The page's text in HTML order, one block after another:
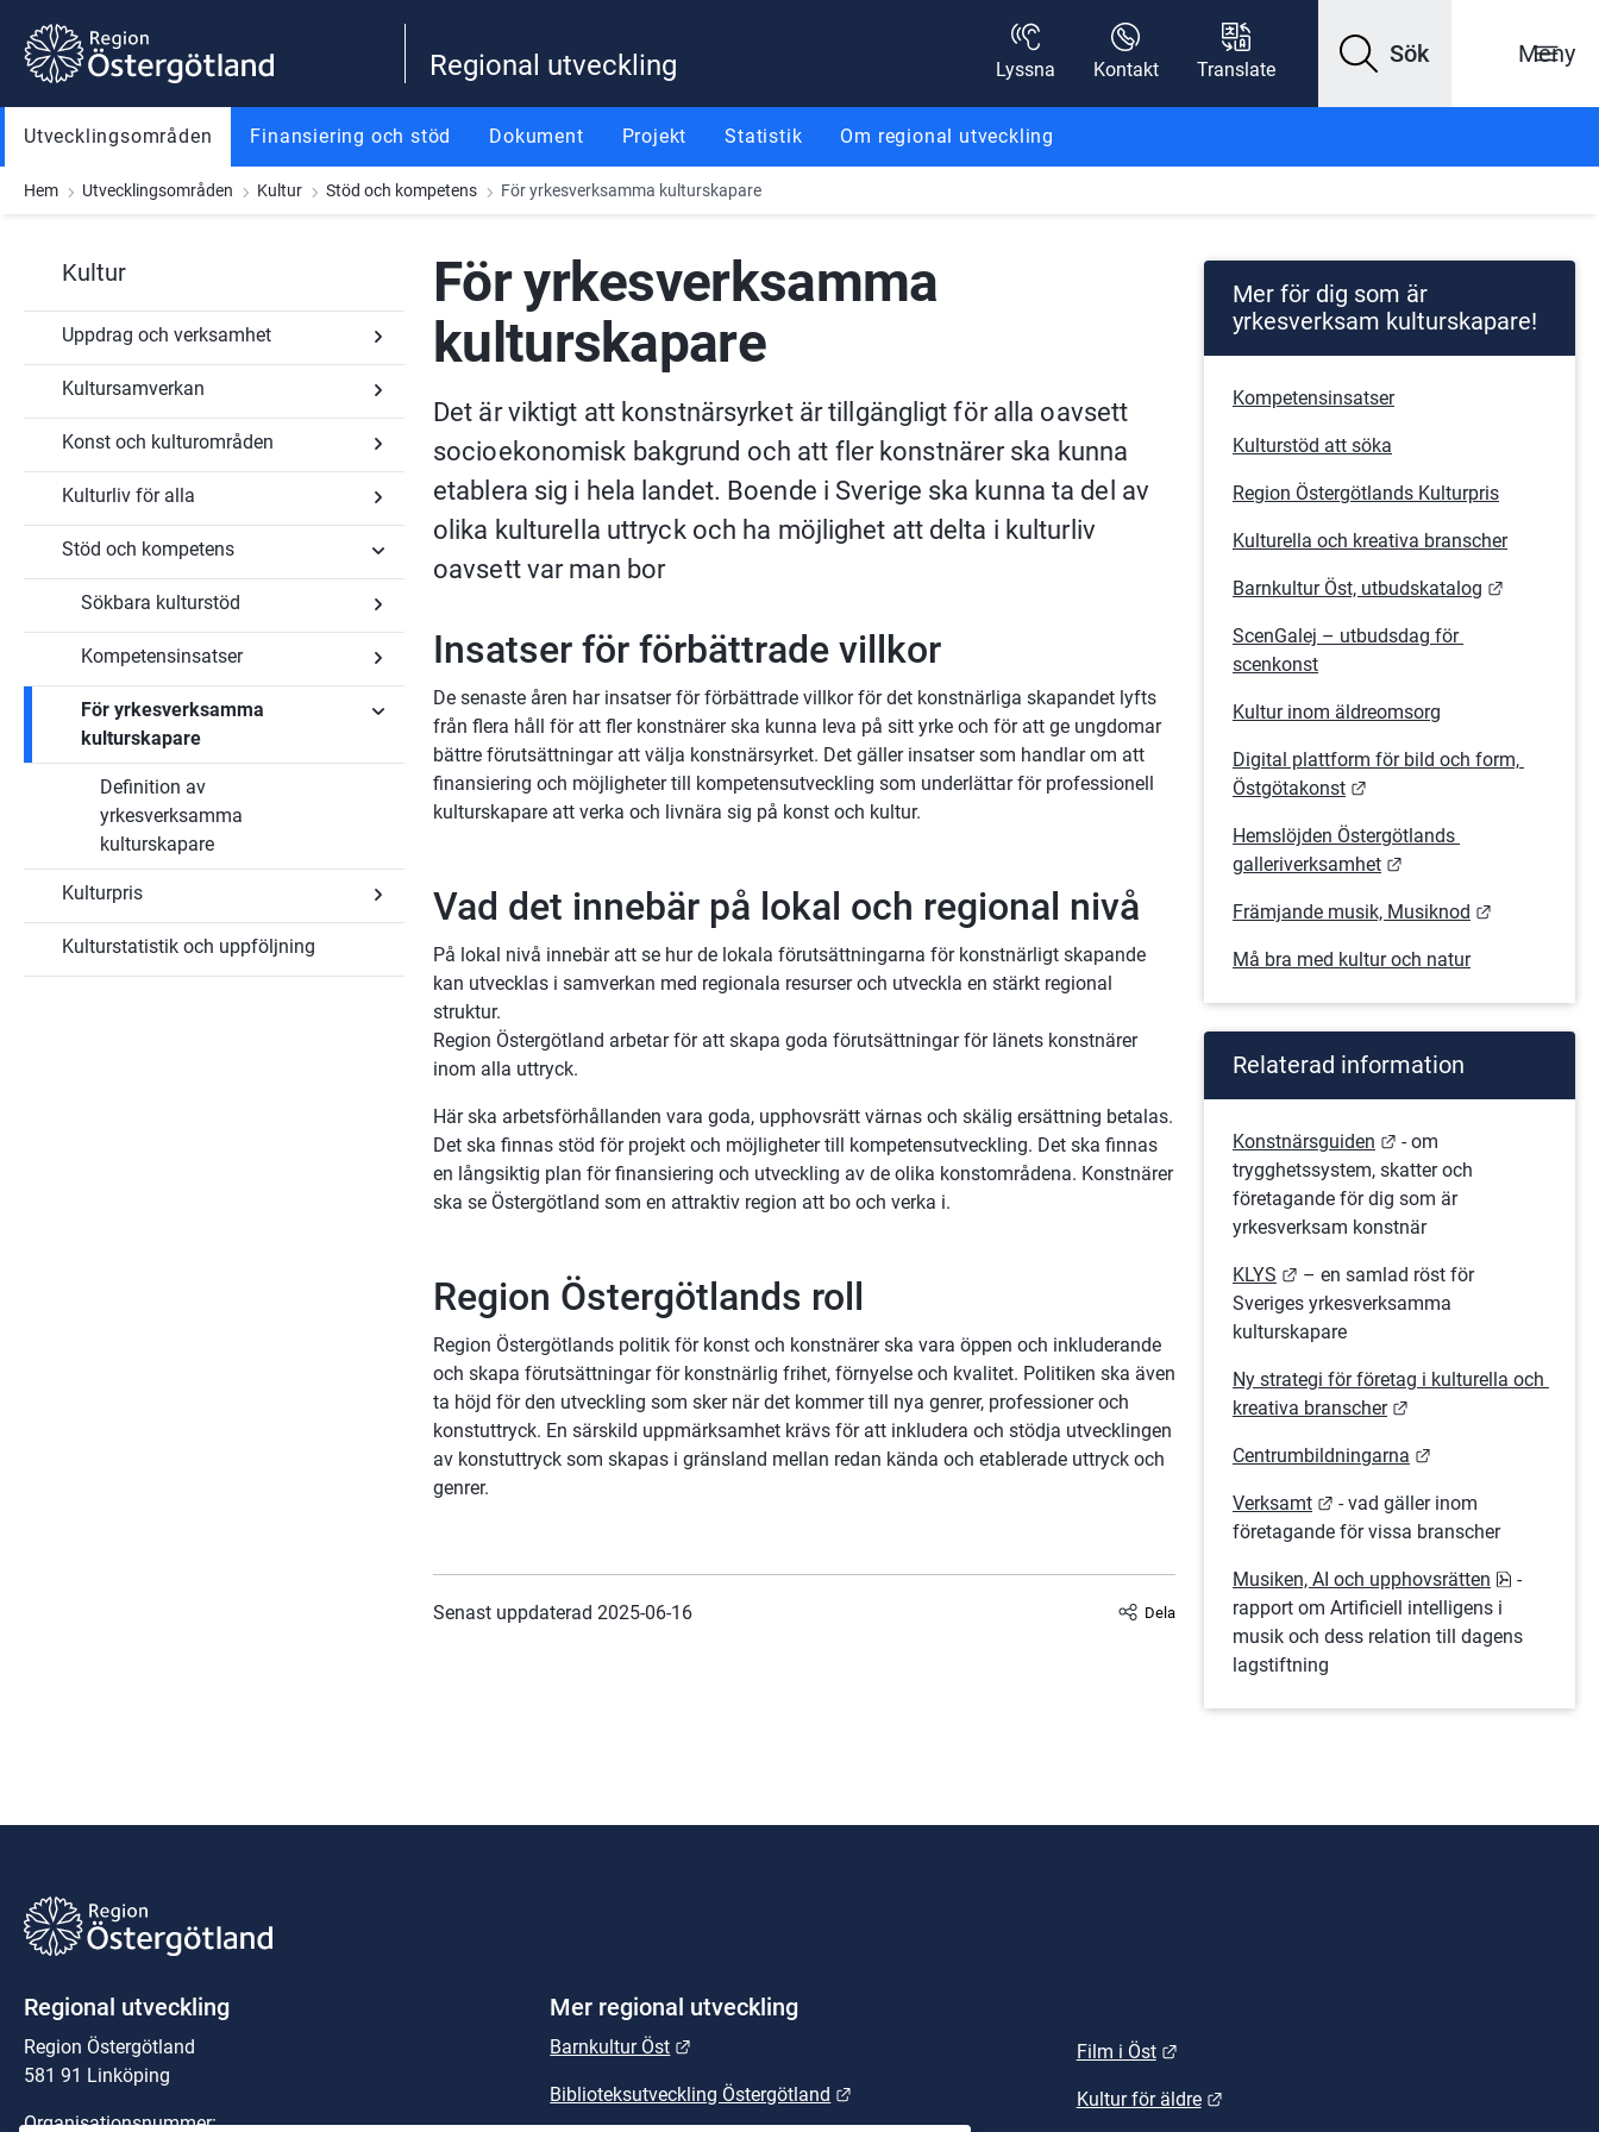
Gå till innehåll
Gå till meny
Gå till sidfot
Regional utveckling Lyssna Kontakt Translate
Sök Meny
Utvecklingsområden Finansiering och stöd Dokument Projekt Statistik Om regional utveckling
Hem Utvecklingsområden Kultur Stöd och kompetens För yrkesverksamma kulturskapare
Kultur
Uppdrag och verksamhet
Undersidor
för
och
verksamhet
Kultursamverkan
Undersidor
för
Kultursamverkan
Konst och kulturområden
Undersidor
för
och
kulturområden
Kulturliv för alla
Undersidor
för
för
alla
Stöd och kompetens
Undersidor
för
och
kompetens
Sökbara kulturstöd
Undersidor
för
kulturstöd
Kompetensinsatser
Undersidor
Kompetensinsatser
För yrkesverksamma
kulturskapare
Undersidor
yrkesverksamma
Definition av
yrkesverksamma
kulturskapare
Kulturpris
Undersidor
för
Kulturstatistik och uppföljning
För yrkesverksamma
kulturskapare
Det är viktigt att konstnärsyrket är tillgängligt för alla oavsett
socioekonomisk bakgrund och att fler konstnärer ska kunna
etablera sig i hela landet. Boende i Sverige ska kunna ta del av
olika kulturella uttryck och ha möjlighet att delta i kulturliv
oavsett var man bor
Insatser för förbättrade villkor
De senaste åren har insatser för förbättrade villkor för det konstnärliga skapandet lyfts
från flera håll för att fler konstnärer ska kunna leva på sitt yrke och för att ge ungdomar
bättre förutsättningar att välja konstnärsyrket. Det gäller insatser som handlar om att
finansiering och möjligheter till kompetensutveckling som underlättar för professionell
kulturskapare att verka och livnära sig på konst och kultur.
Vad det innebär på lokal och regional nivå
På lokal nivå innebär att se hur de lokala förutsättningarna för konstnärligt skapande
kan utvecklas i samverkan med regionala resurser och utveckla en stärkt regional
struktur.
Region Östergötland arbetar för att skapa goda förutsättningar för länets konstnärer
inom alla uttryck.
Här ska arbetsförhållanden vara goda, upphovsrätt värnas och skälig ersättning betalas.
Det ska finnas stöd för projekt och möjligheter till kompetensutveckling. Det ska finnas
en långsiktig plan för finansiering och utveckling av de olika konstområdena. Konstnärer
ska se Östergötland som en attraktiv region att bo och verka i.
Region Östergötlands roll
Region Östergötlands politik för konst och konstnärer ska vara öppen och inkluderande
och skapa förutsättningar för konstnärlig frihet, förnyelse och kvalitet. Politiken ska även
ta höjd för den utveckling som sker när det kommer till nya genrer, professioner och
konstuttryck. En särskild uppmärksamhet krävs för att inkludera och stödja utvecklingen
av konstuttryck som skapas i gränsland mellan redan kända och etablerade uttryck och
genrer.
Senast uppdaterad 2025-06-16 Dela
Mer för dig som är
yrkesverksam kulturskapare!
Kompetensinsatser
Kulturstöd att söka
Region Östergötlands Kulturpris
Kulturella och kreativa branscher
Barnkultur Öst, utbudskatalog
ScenGalej – utbudsdag för
scenkonst
Kultur inom äldreomsorg
Digital plattform för bild och form,
Östgötakonst
Hemslöjden Östergötlands
galleriverksamhet
Främjande musik, Musiknod
Må bra med kultur och natur
Relaterad information
Konstnärsguiden Länk till annan
- om
trygghetssystem, skatter och
företagande för dig som är
yrkesverksam konstnär
KLYS Länk till annan webbplats.
– en samlad röst för
Sveriges yrkesverksamma
kulturskapare
Ny strategi för företag i kulturella och
kreativa branscher
Centrumbildningarna
Verksamt Länk till annan webbplats.
- vad gäller inom
företagande för vissa branscher
Musiken, AI och upphovsrätten pdf, 6.6
-
rapport om Artificiell intelligens i
musik och dess relation till dagens
lagstiftning
Regional utveckling
Region Östergötland
581 91 Linköping
Organisationsnummer:
Mer regional utveckling
Barnkultur Öst
Biblioteksutveckling Östergötland
Film i Öst Länk till annan webbplats.
Kultur för äldre Länk till annan webbplats.